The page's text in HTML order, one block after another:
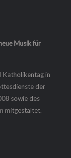
Musik für
Katholikentag in
der
sowie des
mitgestaltet.